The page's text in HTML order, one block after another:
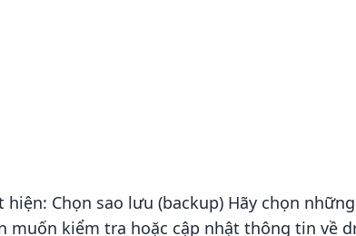
Chọn sao lưu (backup) Hãy chọn
muốn kiểm tra hoặc cập nhật thông tin về